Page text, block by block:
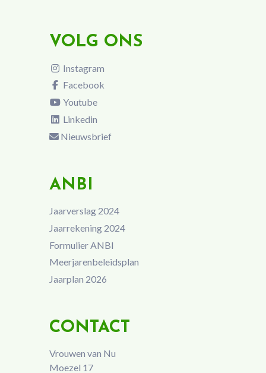
VOLG ONS
Instagram
Facebook
Youtube
Linkedin
Nieuwsbrief
ANBI
Jaarverslag 2024
Jaarrekening 2024
Formulier ANBI
Meerjarenbeleidsplan
Jaarplan 2026
CONTACT
Vrouwen van Nu
Moezel 17